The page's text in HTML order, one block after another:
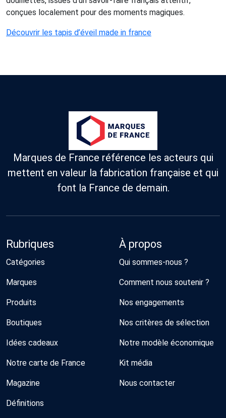
conçues localement pour des moments magiques.
Découvrir les tapis d’éveil made in france
Marques de France référence les acteurs qui
mettent en valeur la fabrication française et qui
font la France de demain.
Rubriques
Catégories
Marques
Produits
Boutiques
Idées cadeaux
Notre carte de France
Magazine
Définitions
À propos
Qui sommes-nous ?
Comment nous soutenir ?
Nos engagements
Nos critères de sélection
Notre modèle économique
Kit média
Nous contacter